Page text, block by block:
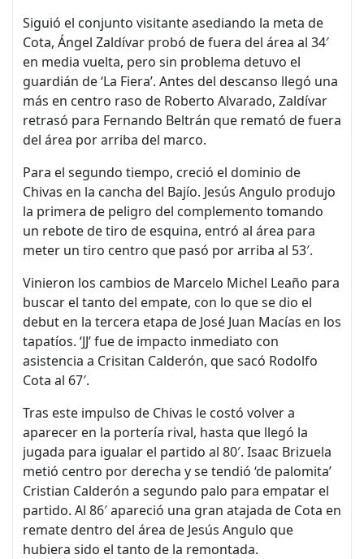
Siguió el conjunto visitante asediando la meta de
Cota, Ángel Zaldívar probó de fuera del área al 34′
en media vuelta, pero sin problema detuvo el
guardián de ‘La Fiera’. Antes del descanso llegó una
más en centro raso de Roberto Alvarado, Zaldívar
retrasó para Fernando Beltrán que remató de fuera
del área por arriba del marco.
Para el segundo tiempo, creció el dominio de
Chivas en la cancha del Bajío. Jesús Angulo produjo
la primera de peligro del complemento tomando
un rebote de tiro de esquina, entró al área para
meter un tiro centro que pasó por arriba al 53′.
Vinieron los cambios de Marcelo Michel Leaño para
buscar el tanto del empate, con lo que se dio el
debut en la tercera etapa de José Juan Macías en los
tapatíos. ‘JJ’ fue de impacto inmediato con
asistencia a Crisitan Calderón, que sacó Rodolfo
Cota al 67′.
Tras este impulso de Chivas le costó volver a
aparecer en la portería rival, hasta que llegó la
jugada para igualar el partido al 80′. Isaac Brizuela
metió centro por derecha y se tendió ‘de palomita’
Cristian Calderón a segundo palo para empatar el
partido. Al 86′ apareció una gran atajada de Cota en
remate dentro del área de Jesús Angulo que
hubiera sido el tanto de la remontada.